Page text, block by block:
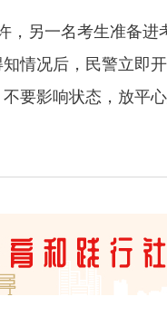
另一名考生准备进
情况后，民警立即
要影响状态，放平心